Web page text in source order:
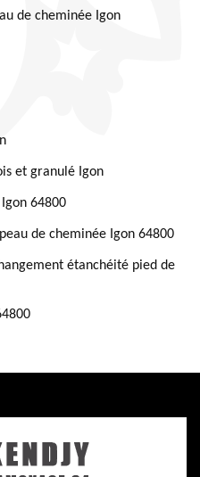
de cheminée Igon
et granulé Igon
64800
de cheminée Igon 64800
étanchéité pied de